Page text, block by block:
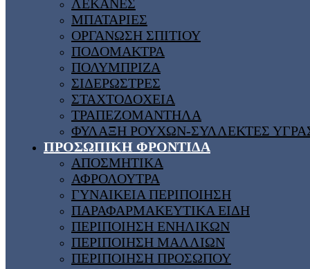
ΛΕΚΑΝΕΣ
ΜΠΑΤΑΡΙΕΣ
ΟΡΓΑΝΩΣΗ ΣΠΙΤΙΟΥ
ΠΟΔΟΜΑΚΤΡΑ
ΠΟΛΥΜΠΡΙΖΑ
ΣΙΔΕΡΩΣΤΡΕΣ
ΣΤΑΧΤΟΔΟΧΕΙΑ
ΤΡΑΠΕΖΟΜΑΝΤΗΛΑ
ΦΥΛΑΞΗ ΡΟΥΧΩΝ-ΣΥΛΛΕΚΤΕΣ
ΠΡΟΣΩΠΙΚΗ ΦΡΟΝΤΙΔΑ
ΑΠΟΣΜΗΤΙΚΑ
ΑΦΡΟΛΟΥΤΡΑ
ΓΥΝΑΙΚΕΙΑ ΠΕΡΙΠΟΙΗΣΗ
ΠΑΡΑΦΑΡΜΑΚΕΥΤΙΚΑ ΕΙΔΗ
ΠΕΡΙΠΟΙΗΣΗ ΕΝΗΛΙΚΩΝ
ΠΕΡΙΠΟΙΗΣΗ ΜΑΛΛΙΩΝ
ΠΕΡΙΠΟΙΗΣΗ ΠΡΟΣΩΠΟΥ